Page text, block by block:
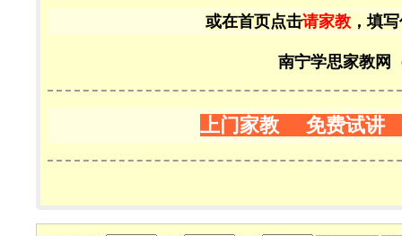
或在首页点击请家教 ，填
南宁学思家教网
上门家教 免费试讲